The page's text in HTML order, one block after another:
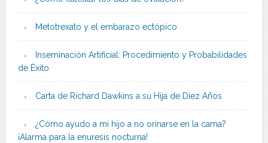
Metotrexato y el embarazo ectópico
Inseminación Artificial: Procedimiento y Probabilidades
de Éxito
Carta de Richard Dawkins a su Hija de Diez Años
¿Cómo ayudo a mi hijo a no orinarse en la cama?
¡Alarma para la enuresis nocturna!